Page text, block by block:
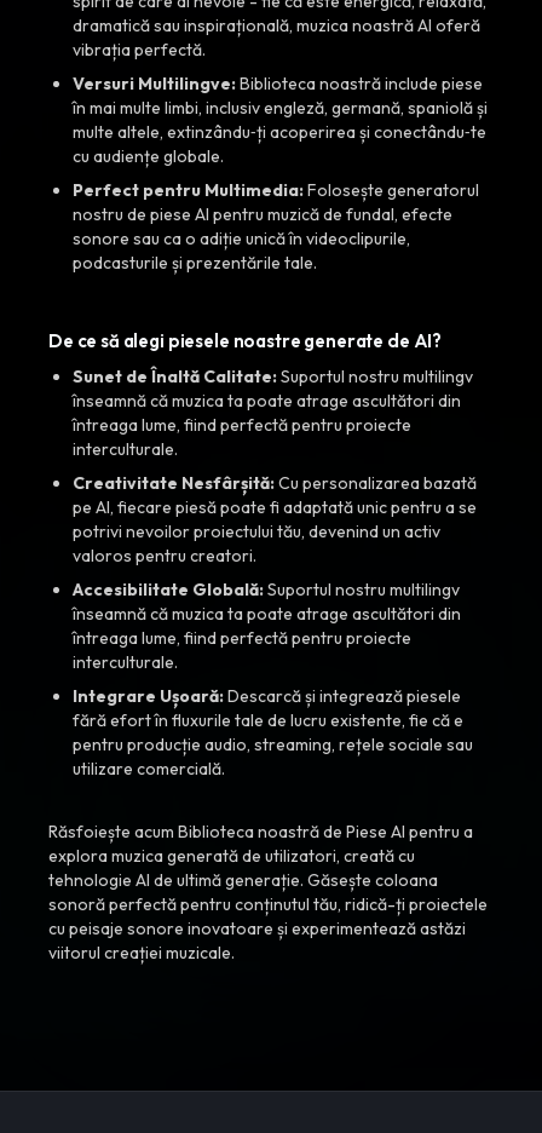
dramatică sau inspirațională, muzica noastră AI oferă
vibrația perfectă.
Versuri Multilingve:Biblioteca noastră include piese
în mai multe limbi, inclusiv engleză, germană, spaniolă și
multe altele, extinzându‑ți acoperirea și conectându‑te
cu audiențe globale.
Perfect pentru Multimedia:Folosește generatorul
nostru de piese AI pentru muzică de fundal, efecte
sonore sau ca o adiție unică în videoclipurile,
podcasturile și prezentările tale.
De ce să alegi piesele noastre generate de AI?
Sunet de Înaltă Calitate:Suportul nostru multilingv
înseamnă că muzica ta poate atrage ascultători din
întreaga lume, fiind perfectă pentru proiecte
interculturale.
Creativitate Nesfârșită:Cu personalizarea bazată
pe AI, fiecare piesă poate fi adaptată unic pentru a se
potrivi nevoilor proiectului tău, devenind un activ
valoros pentru creatori.
Accesibilitate Globală:Suportul nostru multilingv
înseamnă că muzica ta poate atrage ascultători din
întreaga lume, fiind perfectă pentru proiecte
interculturale.
Integrare Ușoară:Descarcă și integrează piesele
fără efort în fluxurile tale de lucru existente, fie că e
pentru producție audio, streaming, rețele sociale sau
utilizare comercială.
Răsfoiește acum Biblioteca noastră de Piese AI pentru a
explora muzica generată de utilizatori, creată cu
tehnologie AI de ultimă generație. Găsește coloana
sonoră perfectă pentru conținutul tău, ridică-ți proiectele
cu peisaje sonore inovatoare și experimentează astăzi
viitorul creației muzicale.